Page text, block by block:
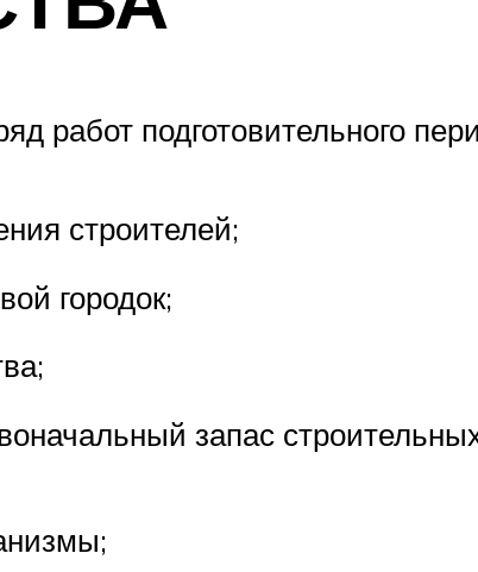
работ подготовительного
строителей;
городок;
запас